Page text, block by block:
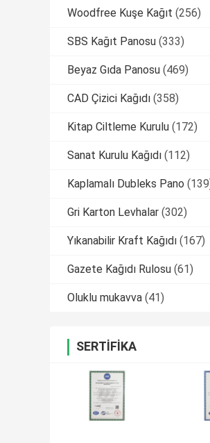
Woodfree Kuşe Kağıt (256)
SBS Kağıt Panosu (333)
Beyaz Gıda Panosu (469)
CAD Çizici Kağıdı (358)
Kitap Ciltleme Kurulu (172)
Sanat Kurulu Kağıdı (112)
Kaplamalı Dubleks Pano
Gri Karton Levhalar (302)
Yıkanabilir Kraft Kağıdı (167)
Gazete Kağıdı Rulosu (61)
Oluklu mukavva (41)
SERTIFIKA